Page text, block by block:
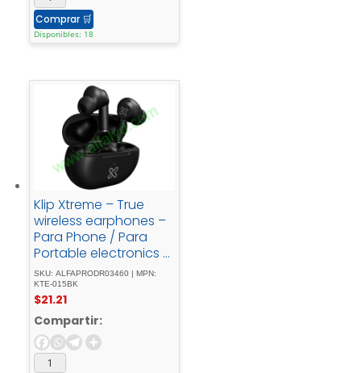
Comprar 🛒
Disponibles: 18
Klip Xtreme – True
wireless earphones –
Para Phone / Para
Portable electronics /
Para Tablet -
Wireless17Hrs - IPX -
Black
SKU: ALFAPRODR03460 | MPN:
KTE-015BK
$21.21
Compartir: